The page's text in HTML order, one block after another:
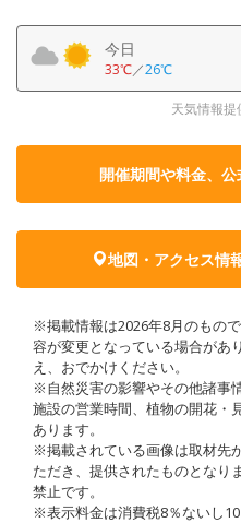
今日
33℃／26℃
天気情報
開催期間や料金、
地図・アクセス情
※掲載情報は2026年8月のもの
容が変更となっている場合があ
え、おでかけください。
※自然災害の影響やその他諸事
施設の営業時間、植物の開花・
あります。
※掲載されている画像は取材先
ただき、提供されたものとなり
禁止です。
※表示料金は消費税8％ないし10